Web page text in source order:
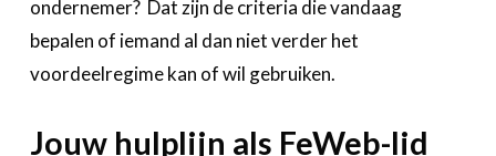
ondernemer? Dat zijn de criteria die vandaag
bepalen of iemand al dan niet verder het
voordeelregime kan of wil gebruiken.
Jouw hulplijn als FeWeb-lid